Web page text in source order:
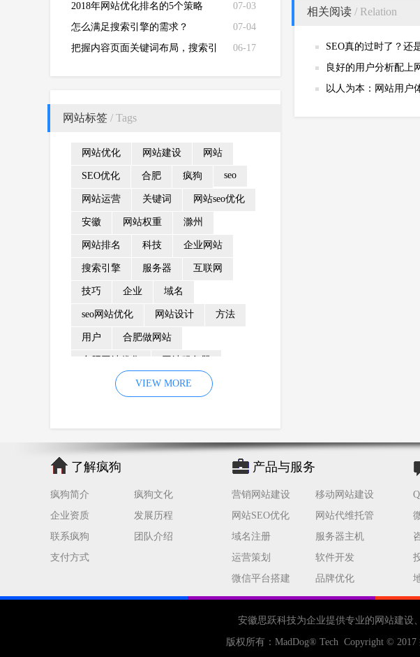
07-03
2018年网站优化排名的5个策略
07-04
怎么满足搜索引擎的需求？
06-17
把握内容页面关键词布局，搜索引
网站标签 / Tags
网站优化 网站建设 网站
SEO优化 合肥 疯狗 seo
网站运营 关键词 网站seo优化
安徽 网站权重 滁州
网站排名 科技 企业网站
搜索引擎 服务器 互联网
技巧 企业 域名
seo网站优化 网站设计 方法
用户 合肥做网站
优化 网站降权
企业网站建设 效果 页面
网络营销 因素 网络公司
网站流量
百度优化 网站收录
网站seo 专业
VIEW MORE
相关阅读 / Relation
SEO真的过时了？还
良好的用户分析配上
以人为本：网站用户
了解疯狗
疯狗简介
疯狗文化
企业资质
发展历程
联系疯狗
团队介绍
支付方式
产品与服务
营销网站建设
移动网站建设
网站SEO优化
网站代维托管
域名注册
服务器主机
运营策划
软件开发
微信平台搭建
品牌优化
安徽思跃科技为企业提供专业的 网站建设 、
版权所有： MadDog® Tech Copyright © 2017